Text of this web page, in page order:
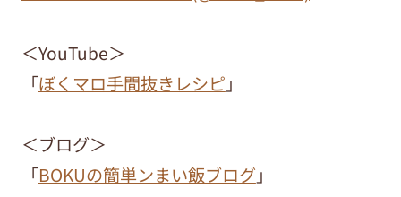
＜YouTube＞
「ぼくマロ手間抜きレシピ 」
＜ブログ＞
「BOKUの簡単ンまい飯ブログ」